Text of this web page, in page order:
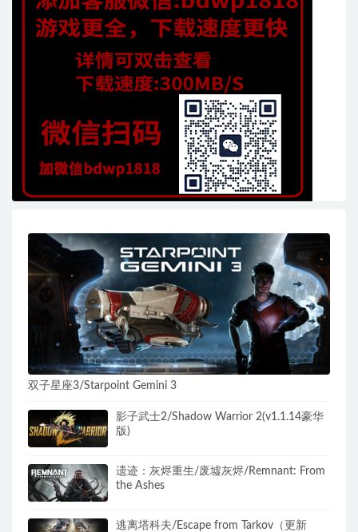
双子星座3/Starpoint Gemini 3
影子武士2/Shadow Warrior 2(v1.1.14豪华
版)
遗迹：灰烬重生/废墟灰烬/Remnant: From
the Ashes
逃离塔科夫/Escape from Tarkov（更新